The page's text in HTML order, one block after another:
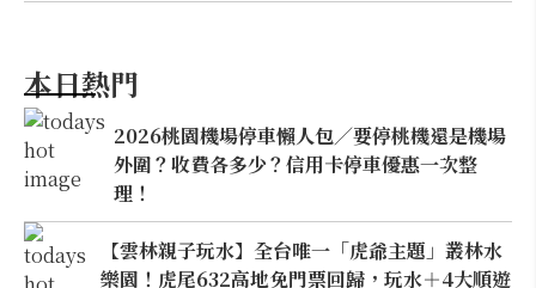
本日熱門
2026桃園機場停車懶人包／要停桃機還是機場
外圍？收費各多少？信用卡停車優惠一次整
理！
【雲林親子玩水】全台唯一「虎爺主題」叢林水
樂園！虎尾632高地免門票回歸，玩水＋4大順遊